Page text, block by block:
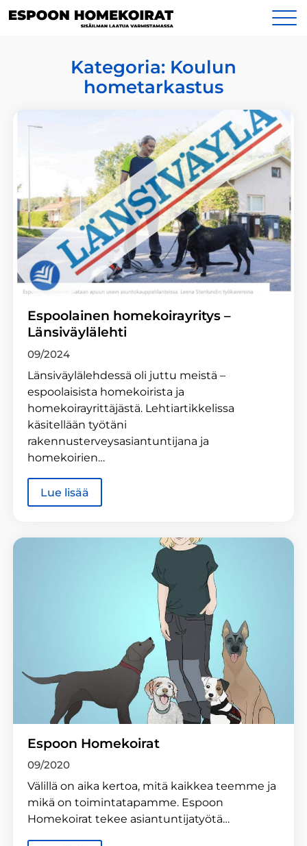
sisältöön
Yhteystiedot
Kategoria: Koulun
hometarkastus
Espoolainen homekoirayritys –
Länsiväylälehti
09/2024
Länsiväylälehdessä oli juttu meistä –
espoolaisista homekoirista ja
homekoirayrittäjästä. Lehtiartikkelissa
käsitellään työtäni
rakennusterveysasiantuntijana ja
homekoirien…
Lue lisää
Espoon Homekoirat
09/2020
Välillä on aika kertoa, mitä kaikkea teemme ja
mikä on toimintatapamme. Espoon
Homekoirat tekee asiantuntijatyötä…